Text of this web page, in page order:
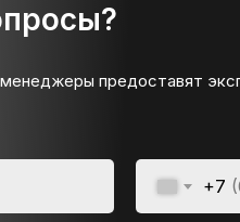
+7
предоставят